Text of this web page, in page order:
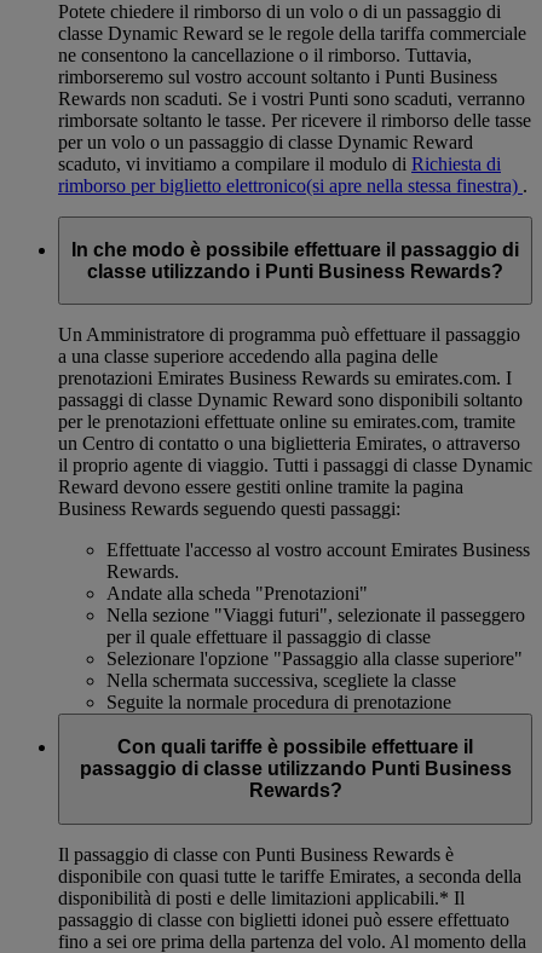
Potete chiedere il rimborso di un volo o di un passaggio di
classe Dynamic Reward se le regole della tariffa commerciale
ne consentono la cancellazione o il rimborso. Tuttavia,
rimborseremo sul vostro account soltanto i Punti Business
Rewards non scaduti. Se i vostri Punti sono scaduti, verranno
rimborsate soltanto le tasse. Per ricevere il rimborso delle tasse
per un volo o un passaggio di classe Dynamic Reward
scaduto, vi invitiamo a compilare il modulo di Richiesta di
rimborso per biglietto elettronico(si apre nella stessa finestra) .
In che modo è possibile effettuare il passaggio di
classe utilizzando i Punti Business Rewards?
Un Amministratore di programma può effettuare il passaggio
a una classe superiore accedendo alla pagina delle
prenotazioni Emirates Business Rewards su emirates.com. I
passaggi di classe Dynamic Reward sono disponibili soltanto
per le prenotazioni effettuate online su emirates.com, tramite
un Centro di contatto o una biglietteria Emirates, o attraverso
il proprio agente di viaggio. Tutti i passaggi di classe Dynamic
Reward devono essere gestiti online tramite la pagina
Business Rewards seguendo questi passaggi:
Effettuate l'accesso al vostro account Emirates Business
Rewards.
Andate alla scheda "Prenotazioni"
Nella sezione "Viaggi futuri", selezionate il passeggero
per il quale effettuare il passaggio di classe
Selezionare l'opzione "Passaggio alla classe superiore"
Nella schermata successiva, scegliete la classe
Seguite la normale procedura di prenotazione
Con quali tariffe è possibile effettuare il
passaggio di classe utilizzando Punti Business
Rewards?
Il passaggio di classe con Punti Business Rewards è
disponibile con quasi tutte le tariffe Emirates, a seconda della
disponibilità di posti e delle limitazioni applicabili.* Il
passaggio di classe con biglietti idonei può essere effettuato
fino a sei ore prima della partenza del volo. Al momento della